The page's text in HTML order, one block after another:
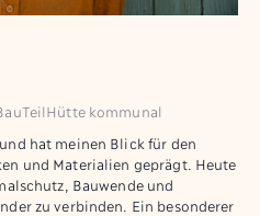
kommunal
hat meinen Blick für den
und Materialien geprägt. Heute
Bauwende und
zu verbinden. Ein besonderer